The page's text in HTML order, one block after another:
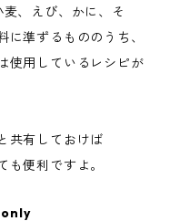
、えび、かに、そ
準ずるもののうち、
使用しているレシピが
共有しておけば
便利ですよ。